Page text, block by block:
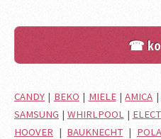
☎
CANDY | BEKO | MIELE|AMICA |
SAMSUNG | WHIRLPOOL|
HOOVER | BAUKNECHT |